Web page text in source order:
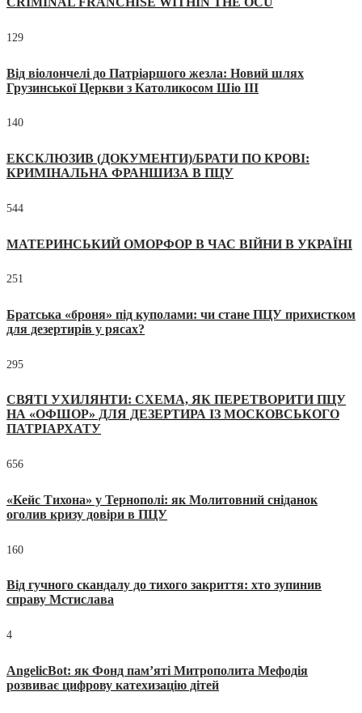
129
Від віолончелі до Патріаршого жезла: Новий шлях
Грузинської Церкви з Католикосом Шіо III
140
ЕКСКЛЮЗИВ (ДОКУМЕНТИ)/БРАТИ ПО КРОВІ:
КРИМІНАЛЬНА ФРАНШИЗА В ПЦУ
544
МАТЕРИНСЬКИЙ ОМОРФОР В ЧАС ВІЙНИ В УКРАЇНІ
251
Братська «броня» під куполами: чи стане ПЦУ прихистком
для дезертирів у рясах?
295
СВЯТІ УХИЛЯНТИ: СХЕМА, ЯК ПЕРЕТВОРИТИ ПЦУ
НА «ОФШОР» ДЛЯ ДЕЗЕРТИРА ІЗ МОСКОВСЬКОГО
ПАТРІАРХАТУ
656
«Кейс Тихона» у Тернополі: як Молитовний сніданок
оголив кризу довіри в ПЦУ
160
Від гучного скандалу до тихого закриття: хто зупинив
справу Мстислава
4
AngelicBot: як Фонд пам’яті Митрополита Мефодія
розвиває цифрову катехизацію дітей